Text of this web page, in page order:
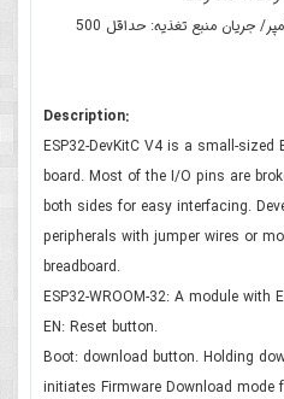
جریان کاری : متوسط ​​80 میلی آمپر/ جریان منبع تغذیه: حداقل 500
Description:
ESP32-DevKitC V4 is a small-sized
board. Most of the I/O pins are
both sides for easy interfacing.
peripherals with jumper wires or
breadboard.
ESP32-WROOM-32: A module with
EN: Reset button.
Boot: download button. Holding
initiates Firmware Download mode